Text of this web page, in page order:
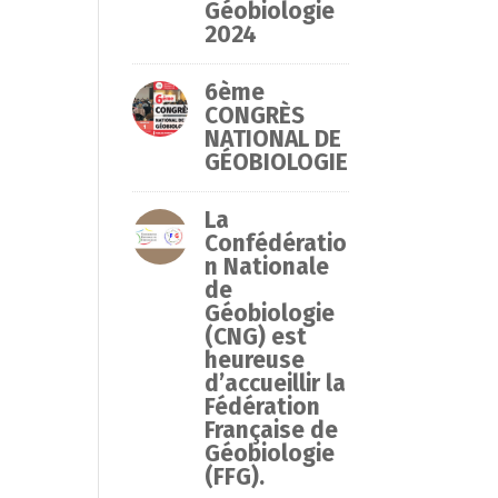
Géobiologie
2024
6ème
CONGRÈS
NATIONAL DE
GÉOBIOLOGIE
La
Confédératio
n Nationale
de
Géobiologie
(CNG) est
heureuse
d’accueillir la
Fédération
Française de
Géobiologie
(FFG).